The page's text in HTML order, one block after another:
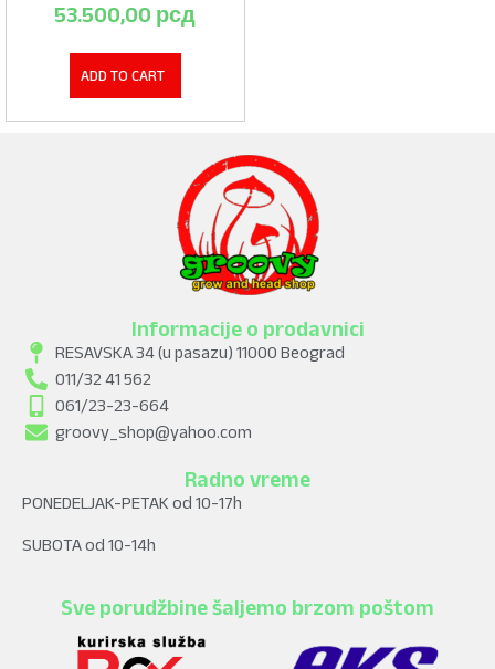
53.500,00 рсд
ADD TO CART
Informacije o prodavnici
RESAVSKA 34 (u pasazu) 11000 Beograd
011/32 41 562
061/23-23-664
groovy_shop@yahoo.com
Radno vreme
PONEDELJAK-PETAK od 10-17h
SUBOTA od 10-14h
Sve porudžbine šaljemo brzom poštom